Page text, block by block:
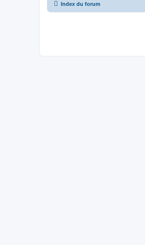
Index du forum